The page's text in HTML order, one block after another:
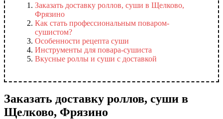
Заказать доставку роллов, суши в Щелково,
Фрязино
Как стать профессиональным поваром-
сушистом?
Особенности рецепта суши
Инструменты для повара-сушиста
Вкусные роллы и суши с доставкой
Заказать доставку роллов, суши в
Щелково, Фрязино